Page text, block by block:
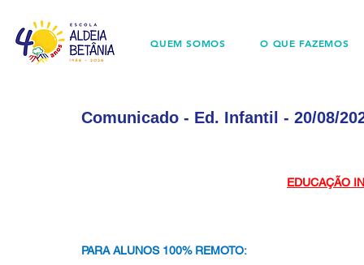
QUEM SOMOS O QUE FAZEMOS
Comunicado - Ed. Infantil - 20/08/
EDUCAÇÃO
PARA ALUNOS 100% REMOTO: